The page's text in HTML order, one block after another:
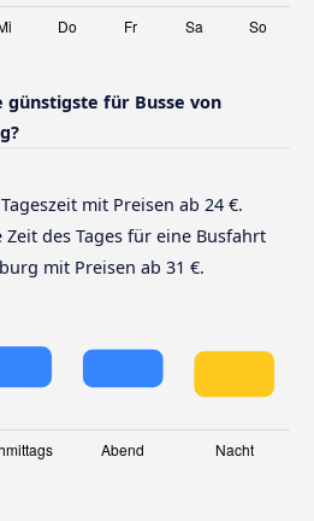
günstigste für Busse von
mit Preisen ab 24 €.
des Tages für eine Busfahrt
mit Preisen ab 31 €.